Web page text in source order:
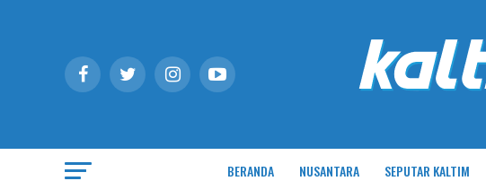
BERANDA NUSANTARA SEPUTAR KALTIM